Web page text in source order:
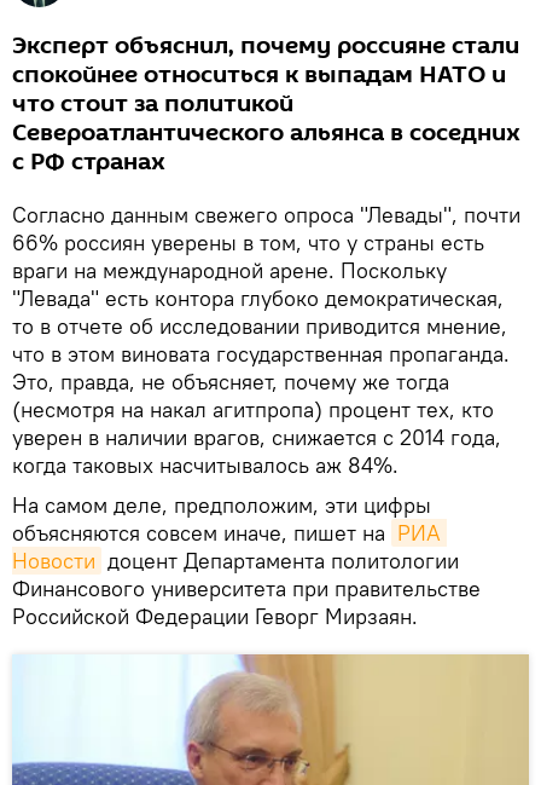
Эксперт объяснил, почему россияне стали
спокойнее относиться к выпадам НАТО и
что стоит за политикой
Североатлантического альянса в соседних
с РФ странах
Согласно данным свежего опроса "Левады", почти
66% россиян уверены в том, что у страны есть
враги на международной арене. Поскольку
"Левада" есть контора глубоко демократическая,
то в отчете об исследовании приводится мнение,
что в этом виновата государственная пропаганда.
Это, правда, не объясняет, почему же тогда
(несмотря на накал агитпропа) процент тех, кто
уверен в наличии врагов, снижается с 2014 года,
когда таковых насчитывалось аж 84%.
На самом деле, предположим, эти цифры
объясняются совсем иначе, пишет на РИА
Новости доцент Департамента политологии
Финансового университета при правительстве
Российской Федерации Геворг Мирзаян.